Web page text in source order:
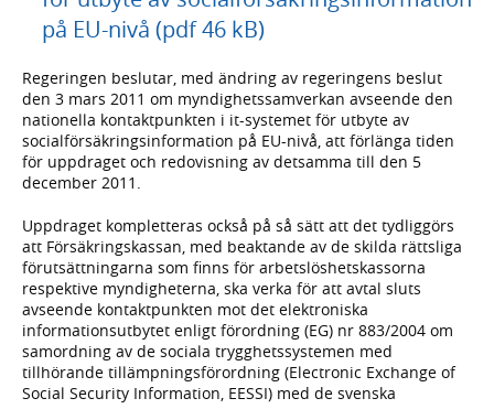
på EU-nivå (pdf 46 kB)
Regeringen beslutar, med ändring av regeringens beslut
den 3 mars 2011 om myndighetssamverkan avseende den
nationella kontaktpunkten i it-systemet för utbyte av
socialförsäkringsinformation på EU-nivå, att förlänga tiden
för uppdraget och redovisning av detsamma till den 5
december 2011.
Uppdraget kompletteras också på så sätt att det tydliggörs
att Försäkringskassan, med beaktande av de skilda rättsliga
förutsättningarna som finns för arbetslöshetskassorna
respektive myndigheterna, ska verka för att avtal sluts
avseende kontaktpunkten mot det elektroniska
informationsutbytet enligt förordning (EG) nr 883/2004 om
samordning av de sociala trygghetssystemen med
tillhörande tillämpningsförordning (Electronic Exchange of
Social Security Information, EESSI) med de svenska